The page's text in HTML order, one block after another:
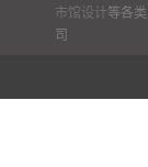
市馆设计等各类
司